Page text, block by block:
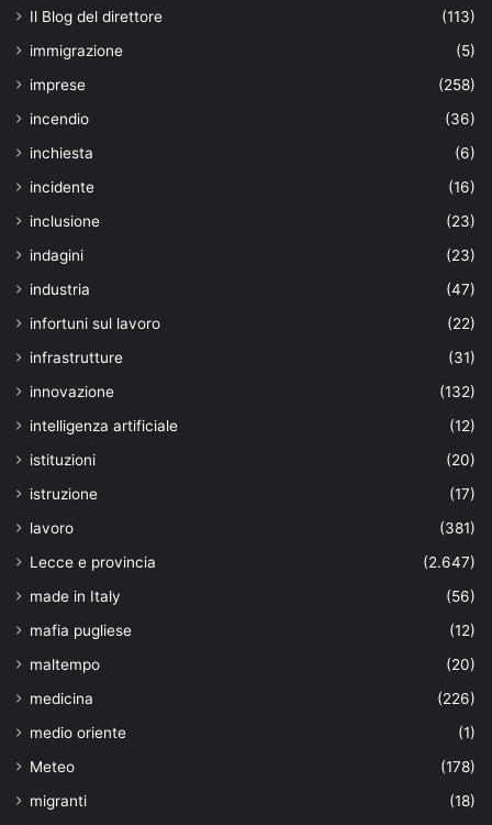
Il Blog del direttore
(113)
immigrazione
(5)
imprese
(258)
incendio
(36)
inchiesta
(6)
incidente
(16)
inclusione
(23)
indagini
(23)
industria
(47)
infortuni sul lavoro
(22)
infrastrutture
(31)
innovazione
(132)
intelligenza artificiale
(12)
istituzioni
(20)
istruzione
(17)
lavoro
(381)
Lecce e provincia
(2.647)
made in Italy
(56)
mafia pugliese
(12)
maltempo
(20)
medicina
(226)
medio oriente
(1)
Meteo
(178)
migranti
(18)